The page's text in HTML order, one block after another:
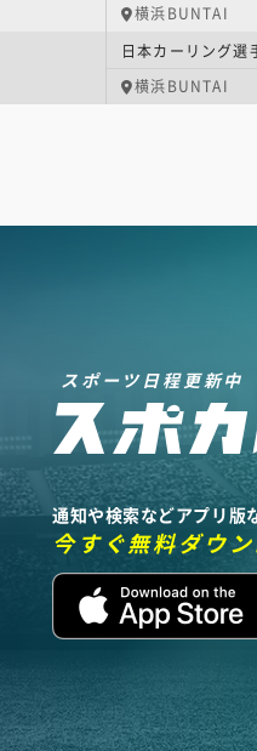
横浜BUNTAI
日本カーリング
横浜BUNTAI
スポーツ日程更新中
通知や検索などアプリ版
今すぐ無料ダウ